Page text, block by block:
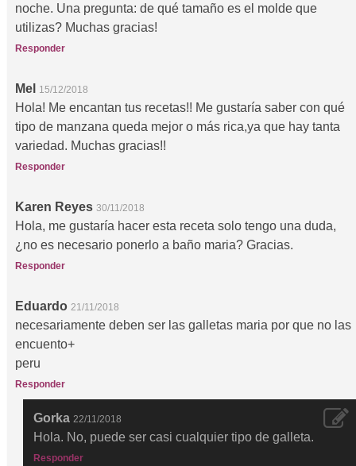
noche. Una pregunta: de qué tamaño es el molde que
utilizas? Muchas gracias!
Responder
Mel 15/12/2018
Hola! Me encantan tus recetas!! Me gustaría saber con qué
tipo de manzana queda mejor o más rica,ya que hay tanta
variedad. Muchas gracias!!
Responder
Karen Reyes 30/11/2018
Hola, me gustaría hacer esta receta solo tengo una duda,
¿no es necesario ponerlo a baño maria? Gracias.
Responder
Eduardo 21/11/2018
necesariamente deben ser las galletas maria por que no las
encuento+
peru
Responder
Gorka 22/11/2018
Hola. No, puede ser casi cualquier tipo de galleta.
Responder